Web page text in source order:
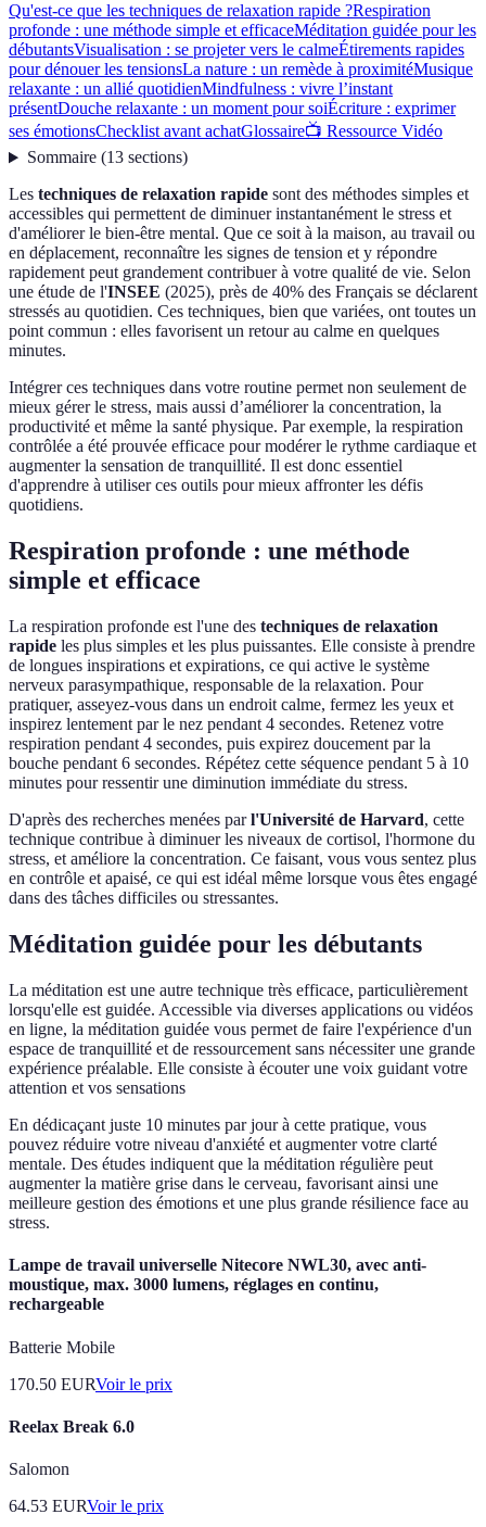
Qu'est-ce que les techniques de relaxation rapide ?Respiration
profonde : une méthode simple et efficaceMéditation guidée pour les
débutantsVisualisation : se projeter vers le calmeÉtirements rapides
pour dénouer les tensionsLa nature : un remède à proximitéMusique
relaxante : un allié quotidienMindfulness : vivre l’instant
présentDouche relaxante : un moment pour soiÉcriture : exprimer
ses émotionsChecklist avant achatGlossaire📺 Ressource Vidéo
Sommaire(13 sections)
Les techniques de relaxation rapide sont des méthodes simples et
accessibles qui permettent de diminuer instantanément le stress et
d'améliorer le bien-être mental. Que ce soit à la maison, au travail ou
en déplacement, reconnaître les signes de tension et y répondre
rapidement peut grandement contribuer à votre qualité de vie. Selon
une étude de l'INSEE (2025), près de 40% des Français se déclarent
stressés au quotidien. Ces techniques, bien que variées, ont toutes un
point commun : elles favorisent un retour au calme en quelques
minutes.
Intégrer ces techniques dans votre routine permet non seulement de
mieux gérer le stress, mais aussi d’améliorer la concentration, la
productivité et même la santé physique. Par exemple, la respiration
contrôlée a été prouvée efficace pour modérer le rythme cardiaque et
augmenter la sensation de tranquillité. Il est donc essentiel
d'apprendre à utiliser ces outils pour mieux affronter les défis
quotidiens.
Respiration profonde : une méthode
simple et efficace
La respiration profonde est l'une des techniques de relaxation
rapide les plus simples et les plus puissantes. Elle consiste à prendre
de longues inspirations et expirations, ce qui active le système
nerveux parasympathique, responsable de la relaxation. Pour
pratiquer, asseyez-vous dans un endroit calme, fermez les yeux et
inspirez lentement par le nez pendant 4 secondes. Retenez votre
respiration pendant 4 secondes, puis expirez doucement par la
bouche pendant 6 secondes. Répétez cette séquence pendant 5 à 10
minutes pour ressentir une diminution immédiate du stress.
D'après des recherches menées parl'Université de Harvard, cette
technique contribue à diminuer les niveaux de cortisol, l'hormone du
stress, et améliore la concentration. Ce faisant, vous vous sentez plus
en contrôle et apaisé, ce qui est idéal même lorsque vous êtes engagé
dans des tâches difficiles ou stressantes.
Méditation guidée pour les débutants
La méditation est une autre technique très efficace, particulièrement
lorsqu'elle est guidée. Accessible via diverses applications ou vidéos
en ligne, la méditation guidée vous permet de faire l'expérience d'un
espace de tranquillité et de ressourcement sans nécessiter une grande
expérience préalable. Elle consiste à écouter une voix guidant votre
attention et vos sensations
En dédicaçant juste 10 minutes par jour à cette pratique, vous
pouvez réduire votre niveau d'anxiété et augmenter votre clarté
mentale. Des études indiquent que la méditation régulière peut
augmenter la matière grise dans le cerveau, favorisant ainsi une
meilleure gestion des émotions et une plus grande résilience face au
stress.
Lampe de travail universelle Nitecore NWL30, avec anti-
moustique, max. 3000 lumens, réglages en continu,
rechargeable
Batterie Mobile
170.50 EURVoir le prix
Reelax Break 6.0
Salomon
64.53 EURVoir le prix